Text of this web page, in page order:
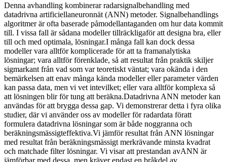
Denna avhandling kombinerar radarsignalbehandling med
datadrivna artificiellaneuronnät (ANN) metoder. Signalbehandlings
algoritmer är ofta baserade påmodellantaganden om hur data kommit
till. I vissa fall är sådana modeller tillräckligaför att designa bra, eller
till och med optimala, lösningar.I många fall kan dock dessa
modeller vara alltför komplicerade för att ta framanalytiska
lösningar; vara alltför förenklade, så att resultat från praktik skiljer
sigmarkant från vad som var teoretiskt väntat; vara okända i den
bemärkelsen att enav många kända modeller eller parameter värden
kan passa data, men vi vet intevilket; eller vara alltför komplexa så
att lösningen blir för tung att beräkna.Datadrivna ANN metoder kan
användas för att brygga dessa gap. Vi demonstrerar detta i fyra olika
studier, där vi använder oss av modeller för radardata föratt
formulera datadrivna lösningar som är både noggranna och
beräkningsmässigteffektiva.Vi jämför resultat från ANN lösningar
med resultat från beräkningsmässigt merkrävande minsta kvadrat
och matchade filter lösningar. Vi visar att prestandan avANN är
jämförbar med dessa, men kräver endast en bråkdel av